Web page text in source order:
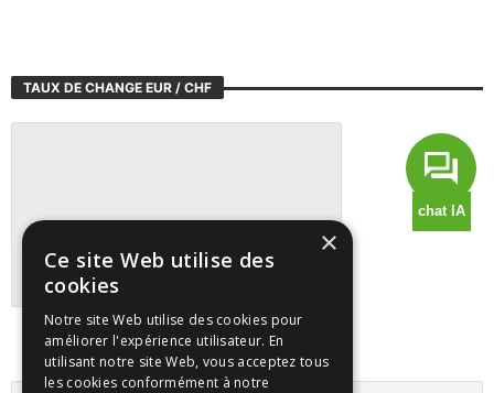
TAUX DE CHANGE EUR / CHF
Suivre tous les marchés sur TradingView
×
Ce site Web utilise des
cookies
Notre site Web utilise des cookies pour
améliorer l'expérience utilisateur. En
utilisant notre site Web, vous acceptez tous
les cookies conformément à notre